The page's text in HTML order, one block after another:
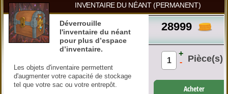
INVENTAIRE DU NÉANT (PERMANENT)
28999
Pièce(s)
+
-
Acheter
Déverrouille
l'inventaire du néant
pour plus d’espace
d’inventaire.
Les objets d'inventaire permettent
d'augmenter votre capacité de stockage
tel que votre sac ou votre entrepôt.